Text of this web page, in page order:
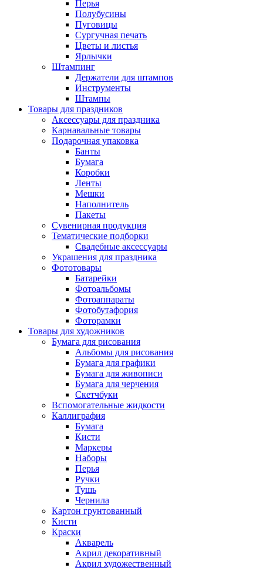
Перья
Полубусины
Пуговицы
Сургучная печать
Цветы и листья
Ярлычки
Штампинг
Держатели для штампов
Инструменты
Штампы
Товары для праздников
Аксессуары для праздника
Карнавальные товары
Подарочная упаковка
Банты
Бумага
Коробки
Ленты
Мешки
Наполнитель
Пакеты
Сувенирная продукция
Тематические подборки
Свадебные аксессуары
Украшения для праздника
Фототовары
Батарейки
Фотоальбомы
Фотоаппараты
Фотобутафория
Фоторамки
Товары для художников
Бумага для рисования
Альбомы для рисования
Бумага для графики
Бумага для живописи
Бумага для черчения
Скетчбуки
Вспомогательные жидкости
Каллиграфия
Бумага
Кисти
Маркеры
Наборы
Перья
Ручки
Тушь
Чернила
Картон грунтованный
Кисти
Краски
Акварель
Акрил декоративный
Акрил художественный